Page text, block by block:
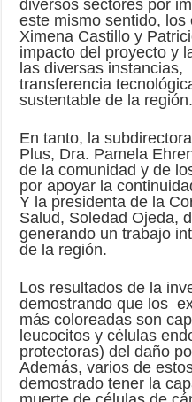
diversos sectores por
este mismo sentido,
Ximena Castillo y
impacto del proyecto y
las diversas
transferencia
sustentable de la región.
En tanto, la
Plus, Dra. Pamela
de la comunidad y de
por apoyar la
Y la presidenta de la
Salud, Soledad Ojeda,
generando un trabajo
de la región.
Los resultados de la
demostrando que los
más coloreadas son
leucocitos y células
protectoras) del daño
Además, varios de
demostrado tener la